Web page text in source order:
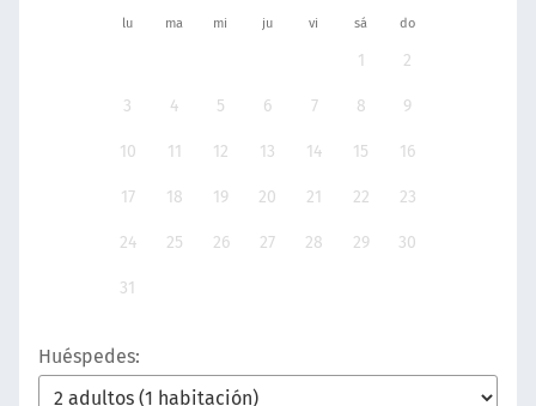
lu ma mi ju vi sá do
1 2
3 4 5 6 7 8 9
10 11 12 13 14 15 16
17 18 19 20 21 22 23
24 25 26 27 28 29 30
31
Huéspedes: